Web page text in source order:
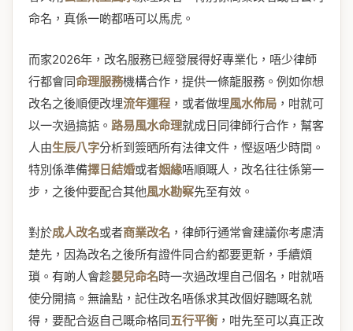
命名，真係一啲都唔可以馬虎。
而家2026年，改名服務已經發展得好專業化，唔少律師
行都會同命理服務機構合作，提供一條龍服務。例如你想
改名之後順便改埋流年運程 ，或者做埋風水佈局 ，咁就可
以一次過搞掂。 路易風水命理就成日同律師行合作，幫客
人由生辰八字分析到簽晒所有法律文件，慳返唔少時間。
特別係準備擇日結婚或者姻緣唔順嘅人，改名往往係第一
步，之後仲要配合其他風水勘察先至有效。
對於成人改名或者商業改名 ，律師行通常會建議你考慮清
楚先，因為改名之後所有證件同合約都要更新，手續煩
瑣。有啲人會趁嬰兒命名時一次過改埋自己個名，咁就唔
使分開搞。無論點，記住改名唔係求其改個好聽嘅名就
得，要配合返自己嘅命格同五行平衡，咁先至可以真正改